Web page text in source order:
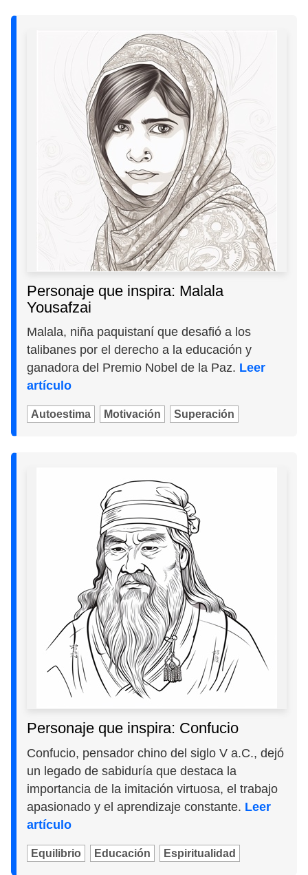
Personaje que inspira: Malala
Yousafzai
Malala, niña paquistaní que desafió a los
talibanes por el derecho a la educación y
ganadora del Premio Nobel de la Paz. Leer
artículo
Autoestima Motivación Superación
Personaje que inspira: Confucio
Confucio, pensador chino del siglo V a.C., dejó
un legado de sabiduría que destaca la
importancia de la imitación virtuosa, el trabajo
apasionado y el aprendizaje constante. Leer
artículo
Equilibrio Educación Espiritualidad